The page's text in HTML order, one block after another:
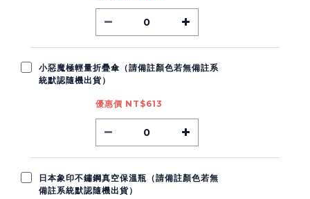
小惡魔極輕量折疊傘（請備註顏色若無備註系
統默認隨機出貨）
優惠價 NT$613
日本象印不鏽鋼真空保溫瓶（請備註顏色若無
備註系統默認隨機出貨）